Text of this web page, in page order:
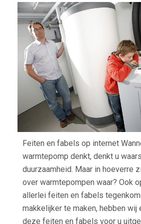
Feiten en fabels op internet
warmtepomp denkt, denkt u
duurzaamheid. Maar in hoeverre
over warmtepompen waar? Ook
allerlei feiten en fabels
makkelijker te maken, hebben wij
deze feiten en fabels voor u